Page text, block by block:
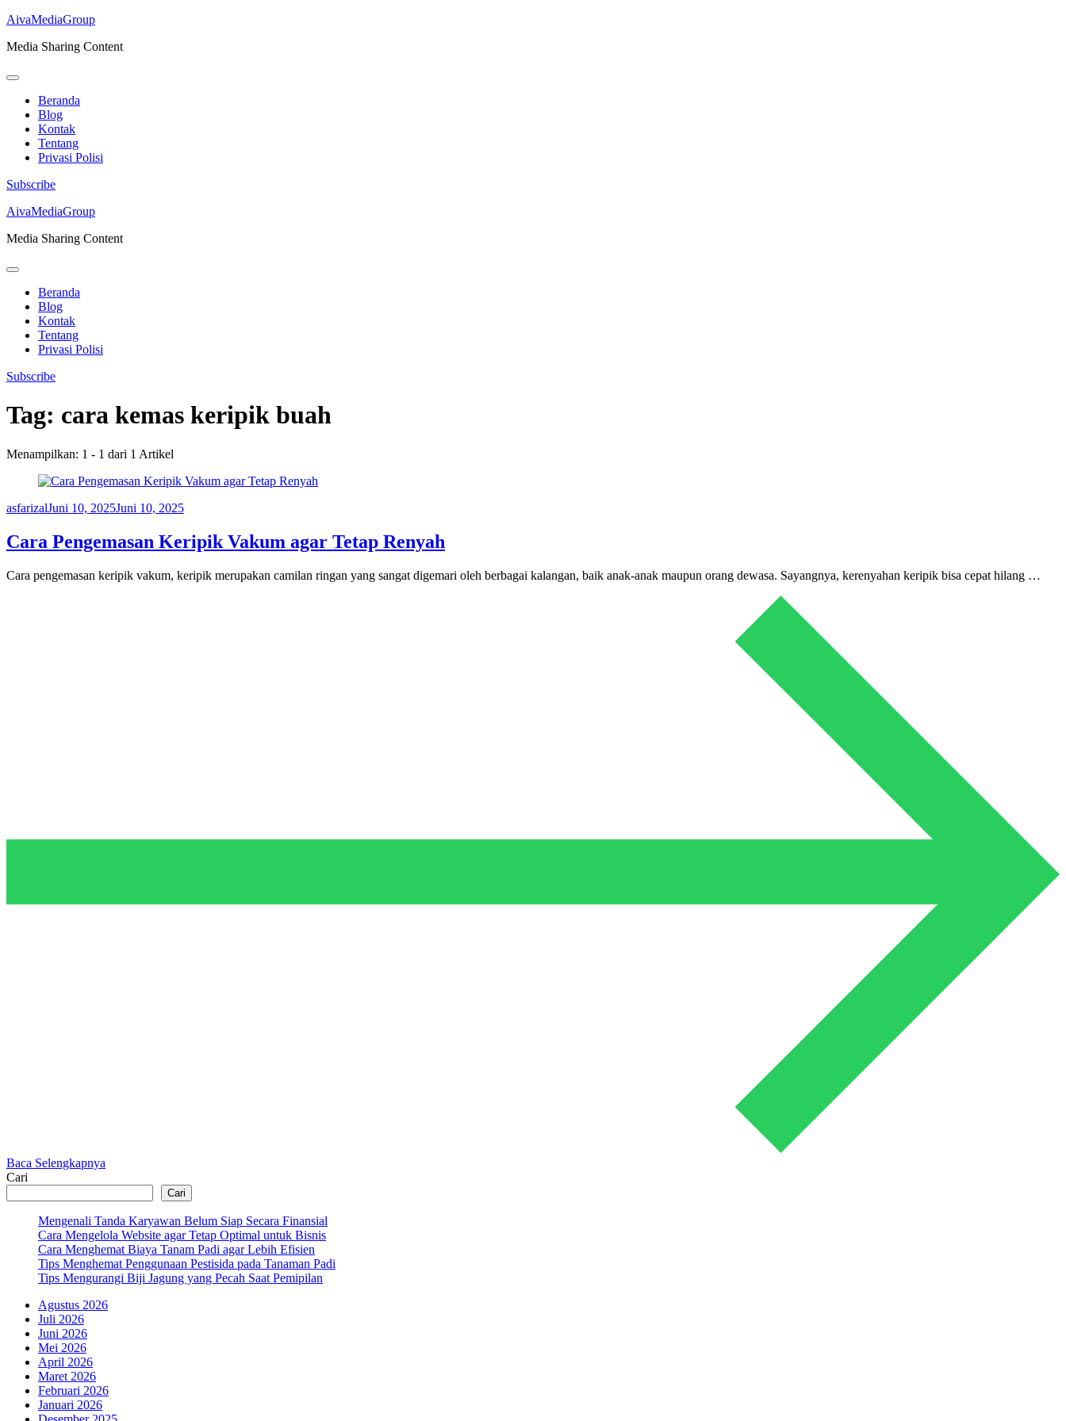
AivaMediaGroup
Media Sharing Content
Beranda
Blog
Kontak
Tentang
Privasi Polisi
Subscribe
Lompat
konten
Enter)
AivaMediaGroup
Media Sharing Content
Beranda
Blog
Kontak
Tentang
Privasi Polisi
Subscribe
Tag: cara kemas keripik buah
Menampilkan: 1 - 1 dari 1 Artikel
asfarizalJuni 10, 2025Juni 10, 2025
Cara Pengemasan Keripik Vakum agar Tetap Renyah
Cara pengemasan keripik vakum, keripik merupakan camilan ringan yang sangat digemari oleh berbagai kalangan, baik anak-anak maupun orang dewasa. Sayangnya, kerenyahan keripik bisa cepat hilang …
Baca Selengkapnya
Cari
Cari
Mengenali Tanda Karyawan Belum Siap Secara Finansial
Cara Mengelola Website agar Tetap Optimal untuk Bisnis
Cara Menghemat Biaya Tanam Padi agar Lebih Efisien
Tips Menghemat Penggunaan Pestisida pada Tanaman Padi
Tips Mengurangi Biji Jagung yang Pecah Saat Pemipilan
Agustus 2026
Juli 2026
Juni 2026
Mei 2026
April 2026
Maret 2026
Februari 2026
Januari 2026